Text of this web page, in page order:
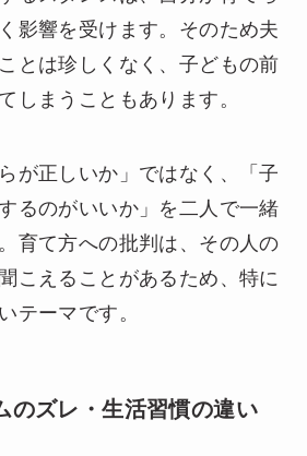
影響を受けます。そのため夫
とは珍しくなく、子どもの前
しまうこともあります。
が正しいか」ではなく、「子
るのがいいか」を二人で一緒
育て方への批判は、その人の
こえることがあるため、特に
テーマです。
のズレ・生活習慣の違い